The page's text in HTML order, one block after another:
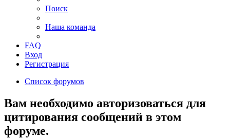
Поиск
Наша команда
FAQ
Вход
Регистрация
Список форумов
Вам необходимо авторизоваться для
цитирования сообщений в этом
форуме.